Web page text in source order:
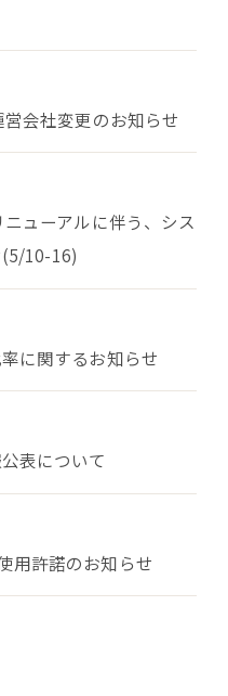
会社変更のお知らせ
ューアルに伴う、シス
10-16)
に関するお知らせ
表について
用許諾のお知らせ